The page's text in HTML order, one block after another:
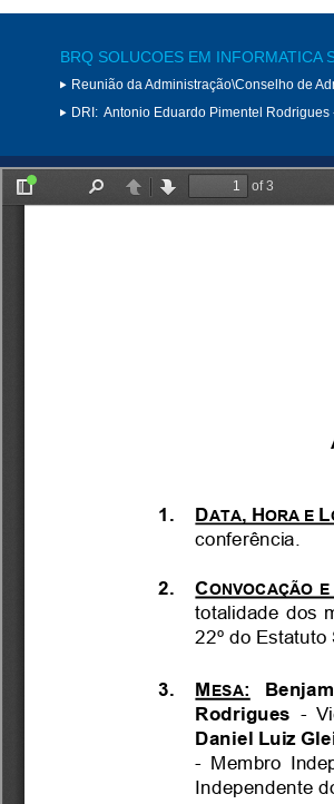
BRQ SOLUCOES EM INFORMATICA
Reunião da Administração\Conselho de
DRI: Antonio Eduardo Pimentel Rodrigues